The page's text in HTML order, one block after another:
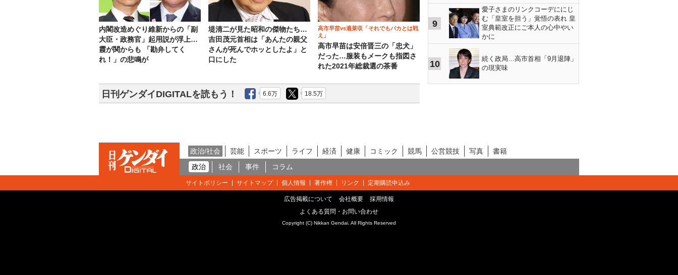
内閣改造めぐり維新からの「副
大臣・政務官」起用説が浮上…
霞が関からも 「勘弁してく
れ！」の悲鳴が
堤清二が見た昭和の傑物たち…
吉田茂元首相は「あんたの親父
さんが死んでホッとしたよ」と
口にした
高市早苗vs適菜収「それでもバカとは戦
え」
高市早苗は安倍晋三の「忠犬」
だった…服装もメークも指図さ
れた2021年総裁選の茶番
日刊ゲンダイDIGITALを読もう！ 6.6万 18.5万
9
愛子さまのリンクコーデににじ
む「皇室を担う」覚悟の表れ 皇
室典範改正にご本人の心中やい
かに
10
続く政局…高市首相「9月退陣」
の現実味
政治/社会 芸能 スポーツ ライフ 経済 健康 コミック 競馬 公営競技 写真
書籍
政治
社会 事件 コラム
サイトポリシー サイトマップ 個人情報 著作権 リンク 定期購読申込み
広告掲載について 会社概要
採用情報
よくある質問・お問い合わせ
Copyright (C) Nikkan Gendai. All Rights Reserved